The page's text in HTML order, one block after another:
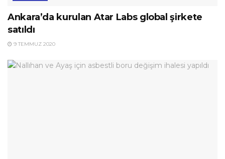
Ankara’da kurulan Atar Labs global şirkete
satıldı
9 TEMMUZ 2020